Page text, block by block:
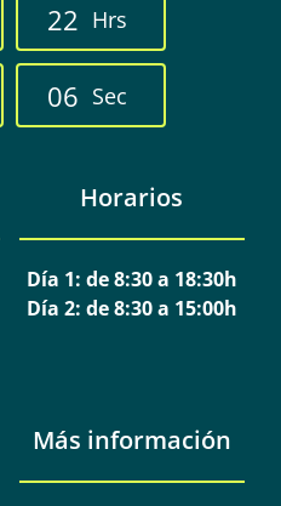
22 Hrs
04 Sec
Horarios
Día 1: de 8:30 a 18:30h
Día 2: de 8:30 a 15:00h
Más información